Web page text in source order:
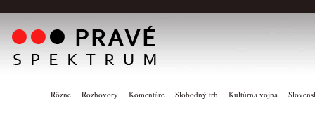
Rôzne Rozhovory Komentáre Slobodný trh Kultúrna vojna